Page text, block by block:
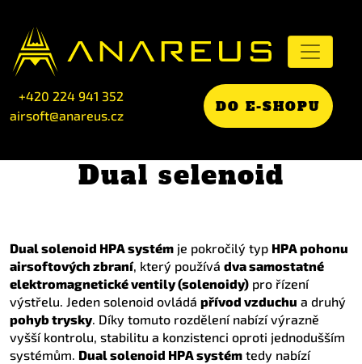
+420 224 941 352
airsoft@anareus.cz
DO E-SHOPU
Dual selenoid
Dual solenoid HPA systém je pokročilý typ HPA pohonu
airsoftových zbraní, který používá dva samostatné
elektromagnetické ventily (solenoidy) pro řízení
výstřelu. Jeden solenoid ovládá přívod vzduchu a druhý
pohyb trysky. Díky tomuto rozdělení nabízí výrazně
vyšší kontrolu, stabilitu a konzistenci oproti jednodušším
systémům. Dual solenoid HPA systém tedy nabízí